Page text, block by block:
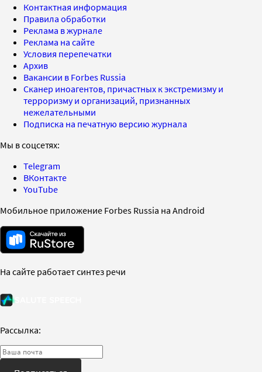
Контактная информация
Правила обработки
Реклама в журнале
Реклама на сайте
Условия перепечатки
Архив
Вакансии в Forbes Russia
Сканер иноагентов, причастных к экстремизму и
терроризму и организаций, признанных
нежелательными
Подписка на печатную версию журнала
Мы в соцсетях:
Telegram
ВКонтакте
YouTube
Мобильное приложение Forbes Russia на Android
На сайте работает синтез речи
Рассылка: